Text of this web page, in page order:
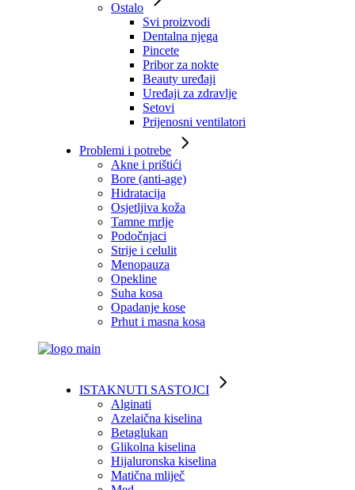
Ostalo
Svi proizvodi
Dentalna njega
Pincete
Pribor za nokte
Beauty uređaji
Uređaji za zdravlje
Setovi
Prijenosni ventilatori
Problemi i potrebe
Akne i prištići
Bore (anti-age)
Hidratacija
Osjetljiva koža
Tamne mrlje
Podočnjaci
Strije i celulit
Menopauza
Opekline
Suha kosa
Opadanje kose
Prhut i masna kosa
ISTAKNUTI SASTOJCI
Alginati
Azelaična kiselina
Betaglukan
Glikolna kiselina
Hijaluronska kiselina
Matična mliječ